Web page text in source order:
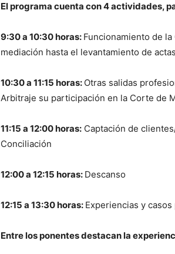
El programa cuenta con 4 actividades,
9:30 a 10:30 horas: Funcionamiento de
mediación hasta el levantamiento de
10:30 a 11:15 horas: Otras salidas
Arbitraje su participación en la Corte de
11:15 a 12:00 horas: Captación de
Conciliación
12:00 a 12:15 horas: Descanso
12:15 a 13:30 horas: Experiencias y
Entre los ponentes destacan la